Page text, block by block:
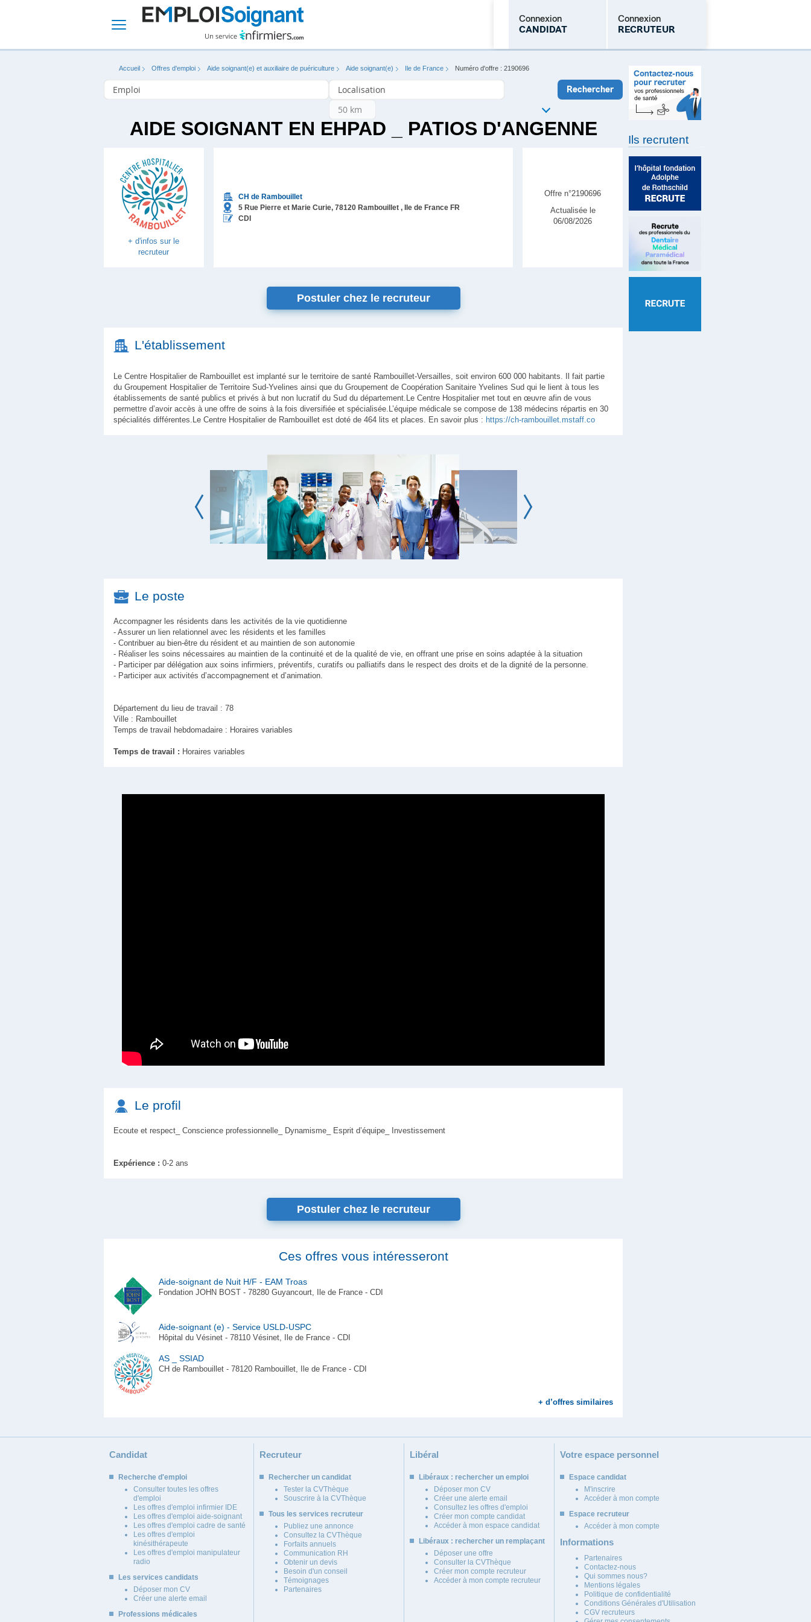
Connexion
CANDIDAT
Connexion
RECRUTEUR
Mot de passe oublié
Accueil Offres d'emploi Aide soignant(e) et auxiliaire de puériculture Aide soignant(e) Ile de France Numéro d'offre : 2190696
AIDE SOIGNANT EN EHPAD _ PATIOS D'ANGENNE
+ d'infos sur le
recruteur
CH de Rambouillet
5 Rue Pierre et Marie Curie, 78120 Rambouillet , Ile de France FR
CDI
Offre n°2190696
Actualisée le
06/08/2026
Postuler chez le recruteur
L'établissement
Le Centre Hospitalier de Rambouillet est implanté sur le territoire de santé Rambouillet-Versailles, soit environ 600 000 habitants. Il fait partie
du Groupement Hospitalier de Territoire Sud-Yvelines ainsi que du Groupement de Coopération Sanitaire Yvelines Sud qui le lient à tous les
établissements de santé publics et privés à but non lucratif du Sud du département.Le Centre Hospitalier met tout en œuvre afin de vous
permettre d’avoir accès à une offre de soins à la fois diversifiée et spécialisée.L’équipe médicale se compose de 138 médecins répartis en 30
spécialités différentes.Le Centre Hospitalier de Rambouillet est doté de 464 lits et places. En savoir plus : https://ch-rambouillet.mstaff.co
Le poste
Accompagner les résidents dans les activités de la vie quotidienne
- Assurer un lien relationnel avec les résidents et les familles
- Contribuer au bien-être du résident et au maintien de son autonomie
- Réaliser les soins nécessaires au maintien de la continuité et de la qualité de vie, en offrant une prise en soins adaptée à la situation
- Participer par délégation aux soins infirmiers, préventifs, curatifs ou palliatifs dans le respect des droits et de la dignité de la personne.
- Participer aux activités d’accompagnement et d’animation.
Département du lieu de travail : 78
Ville : Rambouillet
Temps de travail hebdomadaire : Horaires variables
Temps de travail : Horaires variables
Le profil
Ecoute et respect_ Conscience professionnelle_ Dynamisme_ Esprit d’équipe_ Investissement
Expérience : 0-2 ans
Postuler chez le recruteur
Ces offres vous intéresseront
Aide-soignant de Nuit H/F - EAM Troas
Fondation JOHN BOST - 78280 Guyancourt, Ile de France - CDI
Aide-soignant (e) - Service USLD-USPC
Hôpital du Vésinet - 78110 Vésinet, Ile de France - CDI
AS _ SSIAD
CH de Rambouillet - 78120 Rambouillet, Ile de France - CDI
+ d’offres similaires
Ils recrutent
Candidat
Recherche d'emploi
Consulter toutes les offres
d'emploi
Les offres d'emploi infirmier IDE
Les offres d'emploi aide-soignant
Les offres d'emploi cadre de santé
Les offres d'emploi
kinésithérapeute
Les offres d'emploi manipulateur
radio
Les services candidats
Déposer mon CV
Créer une alerte email
Professions médicales
Recruteur
Rechercher un candidat
Tester la CVThèque
Souscrire à la CVThèque
Tous les services recruteur
Publiez une annonce
Consultez la CVThèque
Forfaits annuels
Communication RH
Obtenir un devis
Besoin d'un conseil
Témoignages
Partenaires
Libéral
Libéraux : rechercher un emploi
Déposer mon CV
Créer une alerte email
Consultez les offres d'emploi
Créer mon compte candidat
Accéder à mon espace candidat
Libéraux : rechercher un remplaçant
Déposer une offre
Consulter la CVThèque
Créer mon compte recruteur
Accéder à mon compte recruteur
Votre espace personnel
Espace candidat
M'inscrire
Accéder à mon compte
Espace recruteur
Accéder à mon compte
Informations
Partenaires
Contactez-nous
Qui sommes nous?
Mentions légales
Politique de confidentialité
Conditions Générales d'Utilisation
CGV recruteurs